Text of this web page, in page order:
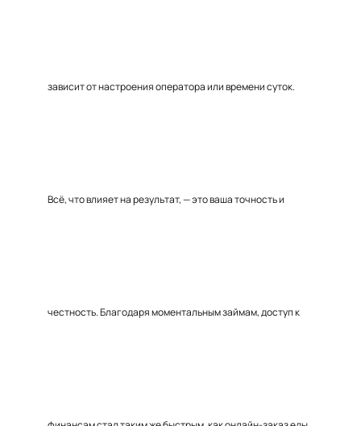
зависит от настроения оператора или времени суток.
Всё, что влияет на результат, — это ваша точность и
честность. Благодаря моментальным займам, доступ к